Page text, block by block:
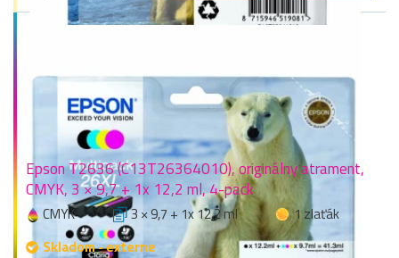
Epson T2636 (C13T26364010), originálny atrament,
CMYK, 3 × 9,7 + 1x 12,2 ml, 4-pack
CMYK 3 × 9,7 + 1x 12,2 ml
1 zlaťák
Skladom - externe